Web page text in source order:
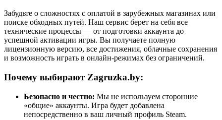
Забудьте о сложностях с оплатой в зарубежных магазинах или
поиске обходных путей. Наш сервис берет на себя все
технические процессы — от подготовки аккаунта до
успешной активации игры. Вы получаете полную
лицензионную версию, все достижения, облачные сохранения
и возможность играть в онлайн-режимах без ограничений.
Почему выбирают Zagruzka.by:
Безопасно и честно: Мы не используем сторонние
«общие» аккаунты. Игра будет добавлена
непосредственно в ваш личный профиль Steam.